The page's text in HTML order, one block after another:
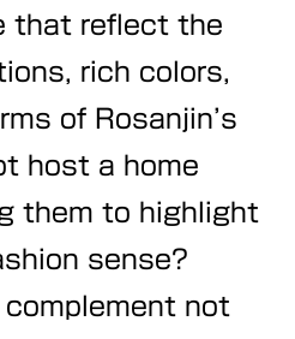
that reflect the
rich colors,
of Rosanjin’s
host a home
them to highlight
sense?
not